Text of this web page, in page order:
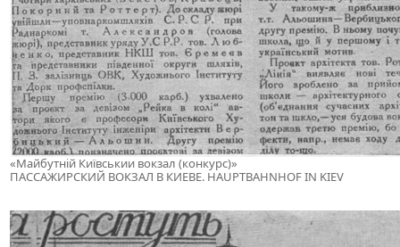
«Майбутній Київськии вокзал (конкурс)»
ПАССАЖИРСКИЙ ВОКЗАЛ В КИЕВЕ. HAUPTBAHNHOF IN KIEV